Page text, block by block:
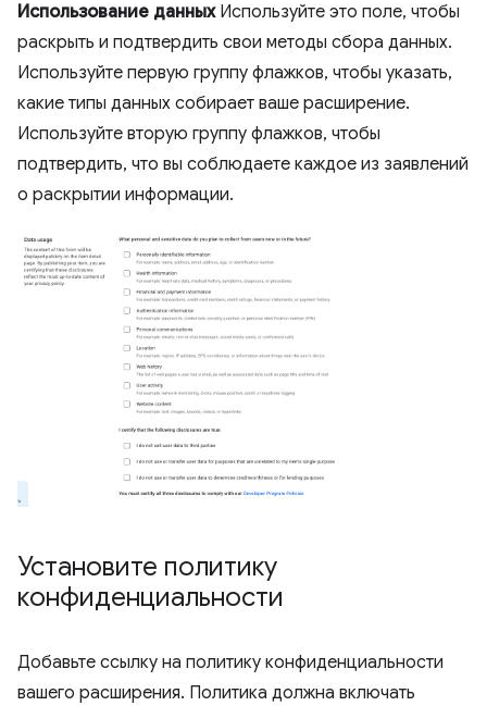
Использование данныхИспользуйте это поле, чтобы
раскрыть и подтвердить свои методы сбора данных.
Используйте первую группу флажков, чтобы указать,
какие типы данных собирает ваше расширение.
Используйте вторую группу флажков, чтобы
подтвердить, что вы соблюдаете каждое из заявлений
о раскрытии информации.
Установите политику
конфиденциальности
Добавьте ссылку на политику конфиденциальности
вашего расширения. Политика должна включать